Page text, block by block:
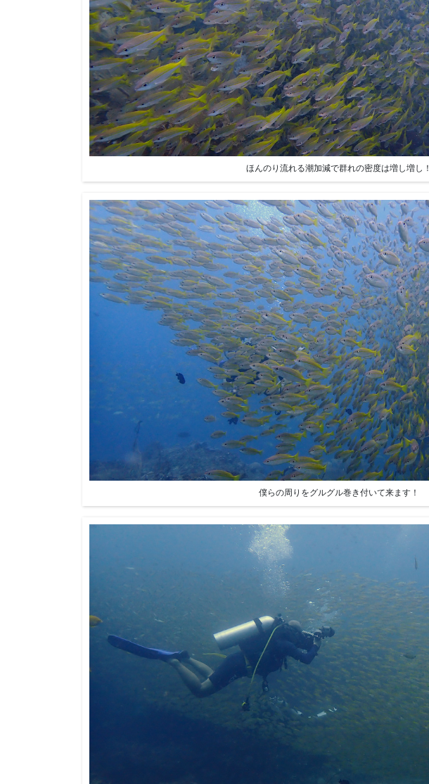
ほんのり流れる潮加減で群れの密度は増し増し！
僕らの周りをグルグル巻き付いて来ます！